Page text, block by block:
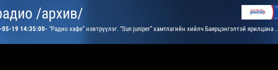
/архив/
05-19 14:35:00- “Радио кафе” нэвтрүүлэг. “Sun juniper” хамтлагийн хийлч Баярцэнгэлтэй ярилцана /давтана/